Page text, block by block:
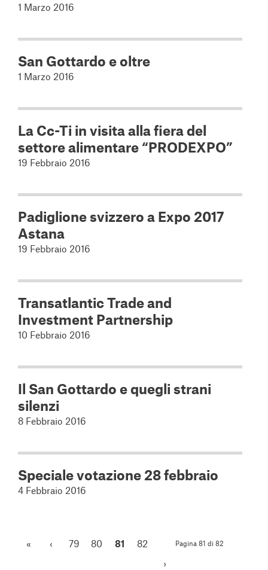
1 Marzo 2016
San Gottardo e oltre
1 Marzo 2016
La Cc-Ti in visita alla fiera del
settore alimentare “PRODEXPO”
19 Febbraio 2016
Padiglione svizzero a Expo 2017
Astana
19 Febbraio 2016
Transatlantic Trade and
Investment Partnership
10 Febbraio 2016
Il San Gottardo e quegli strani
silenzi
8 Febbraio 2016
Speciale votazione 28 febbraio
4 Febbraio 2016
Pagina 81 di 82
« ‹ 79 80 81
82
›